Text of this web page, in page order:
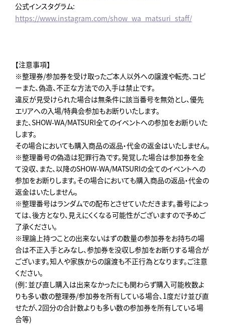
公式インスタグラム:
https://www.instagram.com/show_wa_matsuri_staff/
【注意事項】
※整理券/参加券を受け取ったご本人以外への譲渡や転売､コピ
ーまた、偽造、不正な方法での入手は禁止です。
違反が見受けられた場合は無条件に該当番号を無効とし、優先
エリアへの入場/特典会参加もお断りいたします。
また、SHOW-WA/MATSURI全てのイベントへの参加をお断りいた
します。
その場合においても購入商品の返品・代金の返金はいたしません。
※整理番号の偽造は犯罪行為です。発覚した場合は参加券を全
て没収、また、以降のSHOW-WA/MATSURIの全てのイベントへの
参加をお断りします。その場合においても購入商品の返品・代金の
返金はいたしません。
※整理番号はランダムでの配布とさせていただきます。番号によっ
ては、後方となり、見えにくくなる可能性がございますので予めご
了承ください。
※理論上持つことの出来ないはずの数量の参加券をお持ちの場
合は不正入手とみなし、参加券を没収し参加をお断りする場合が
ございます。知人や家族からの譲渡も不正行為となります。ご注意
ください。
(例：並び直し購入は出来なかったにも関わらず購入可能枚数よ
りも多い数の整理券/参加券を所有している場合、1度だけ並び直
せたが、2回分の合計数よりも多い数の参加券を所有している場
合等)